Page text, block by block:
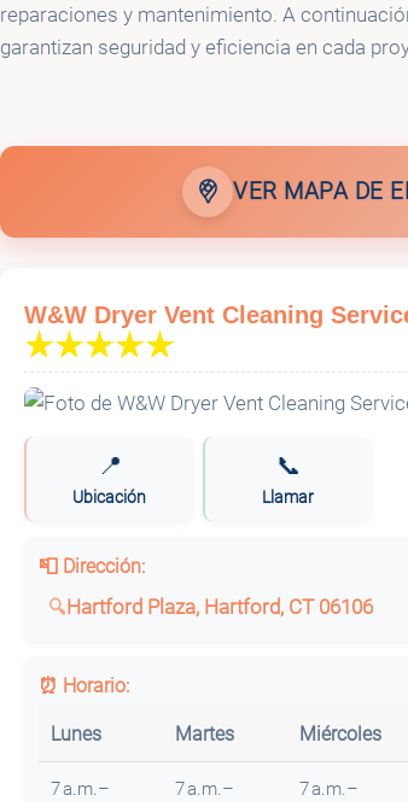
💡 LAWSON POWER SOURCE LLC
reparaciones y mantenimiento. A
garantizan seguridad y eficiencia en cada
VER MAPA DE
W&W Dryer Vent Cleaning
📍
Ubicación
📞
Llamar
📮 Dirección:
Hartford Plaza, Hartford, CT 06106
⏰ Horario:
Lunes Martes Miércoles
7 a.m.–
7 a.m.–
7 a.m.–